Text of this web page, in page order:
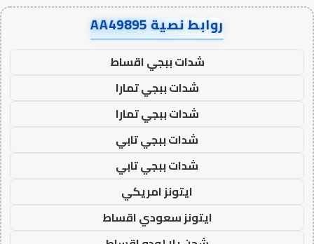
روابط نصية AA49895
شدات ببجي اقساط
شدات ببجي تمارا
شدات ببجي تمارا
شدات ببجي تابي
شدات ببجي تابي
ايتونز امريكي
ايتونز سعودي اقساط